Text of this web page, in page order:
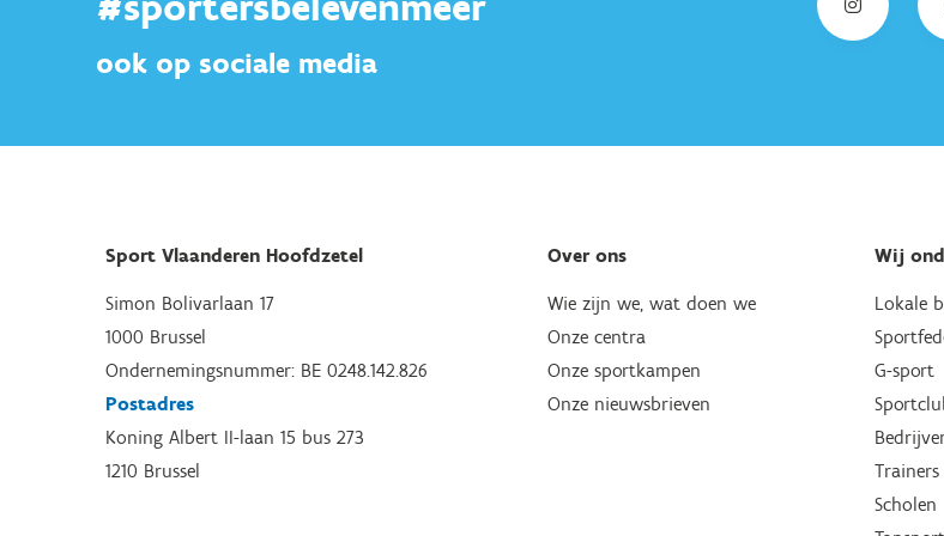
ook op sociale media
Sport Vlaanderen Hoofdzetel
Simon Bolivarlaan 17
1000 Brussel
Ondernemingsnummer: BE 0248.142.826
Postadres
Koning Albert II-laan 15 bus 273
1210 Brussel
Over ons
Wie zijn we, wat doen we
Onze centra
Onze sportkampen
Onze nieuwsbrieven
Wij
Lokale
G-sport
Trainers
Scholen